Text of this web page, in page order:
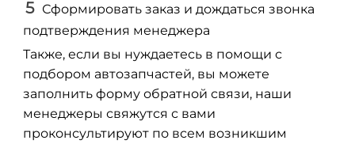
Сформировать заказ и дождаться звонка
подтверждения менеджера
Также, если вы нуждаетесь в помощи с
подбором автозапчастей, вы можете
заполнить форму обратной связи, наши
менеджеры свяжутся с вами
проконсультируют по всем возникшим